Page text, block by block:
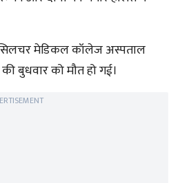
सिलचर मेडिकल कॉलेज अस्पताल
बुधवार को मौत हो गई।